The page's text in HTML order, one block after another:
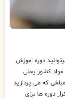
دوره اموزش
مواد کشور یعنی
که می پردازید
دوره ها برای